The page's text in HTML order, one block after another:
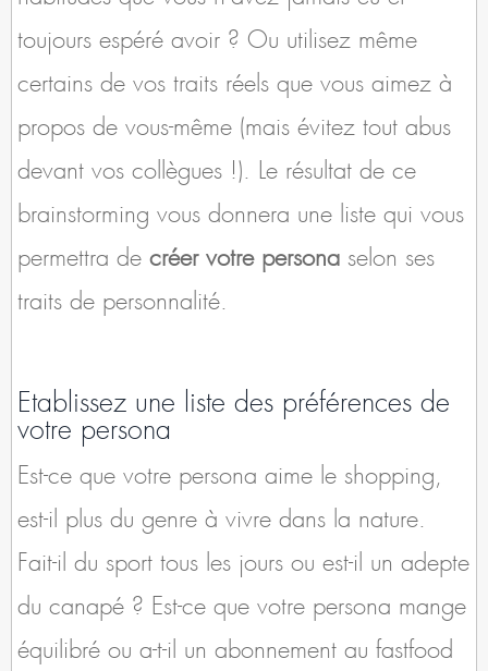
toujours espéré avoir ? Ou utilisez même
certains de vos traits réels que vous aimez à
propos de vous-même (mais évitez tout abus
devant vos collègues !). Le résultat de ce
brainstorming vous donnera une liste qui vous
permettra de créer votre persona selon ses
traits de personnalité.
Etablissez une liste des préférences de
votre persona
Est-ce que votre persona aime le shopping,
est-il plus du genre à vivre dans la nature.
Fait-il du sport tous les jours ou est-il un adepte
du canapé ? Est-ce que votre persona mange
équilibré ou a-t-il un abonnement au fastfood